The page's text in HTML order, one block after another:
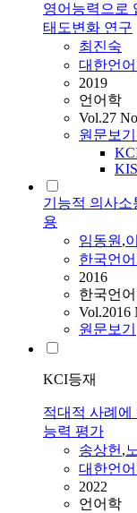
영어능력으로
태도변화 연구
최진숙
대한언어
2019
언어학
Vol.27
원문보기
기능적 의사소
용
임동원,
한국언
2016
한국언
Vol.2016
원문보기
KCI등재
적대적 사례에
능력 평가
송상헌,
대한언어
2022
언어학